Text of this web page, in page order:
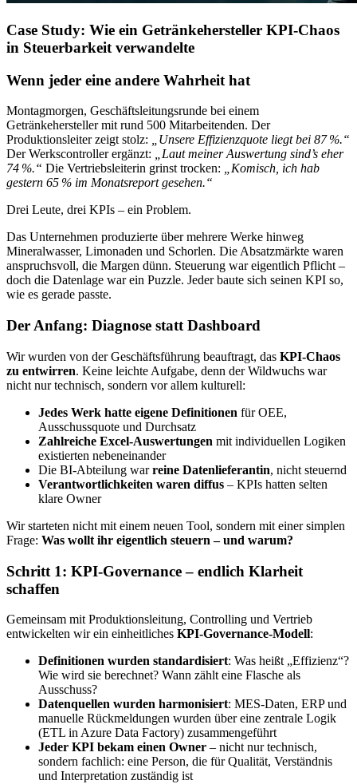
Case Study: Wie ein Getränkehersteller KPI-Chaos
in Steuerbarkeit verwandelte
Wenn jeder eine andere Wahrheit hat
Montagmorgen, Geschäftsleitungsrunde bei einem
Getränkehersteller mit rund 500 Mitarbeitenden. Der
Produktionsleiter zeigt stolz: „Unsere Effizienzquote liegt bei 87 %.“
Der Werkscontroller ergänzt: „Laut meiner Auswertung sind’s eher
74 %.“ Die Vertriebsleiterin grinst trocken: „Komisch, ich hab
gestern 65 % im Monatsreport gesehen.“
Drei Leute, drei KPIs – ein Problem.
Das Unternehmen produzierte über mehrere Werke hinweg
Mineralwasser, Limonaden und Schorlen. Die Absatzmärkte waren
anspruchsvoll, die Margen dünn. Steuerung war eigentlich Pflicht –
doch die Datenlage war ein Puzzle. Jeder baute sich seinen KPI so,
wie es gerade passte.
Der Anfang: Diagnose statt Dashboard
Wir wurden von der Geschäftsführung beauftragt, das KPI-Chaos
zu entwirren. Keine leichte Aufgabe, denn der Wildwuchs war
nicht nur technisch, sondern vor allem kulturell:
Jedes Werk hatte eigene Definitionen für OEE,
Ausschussquote und Durchsatz
Zahlreiche Excel-Auswertungen mit individuellen Logiken
existierten nebeneinander
Die BI-Abteilung warreine Datenlieferantin, nicht steuernd
Verantwortlichkeiten waren diffus – KPIs hatten selten
klare Owner
Wir starteten nicht mit einem neuen Tool, sondern mit einer simplen
Frage: Was wollt ihr eigentlich steuern – und warum?
Schritt 1: KPI-Governance – endlich Klarheit
schaffen
Gemeinsam mit Produktionsleitung, Controlling und Vertrieb
entwickelten wir ein einheitliches KPI-Governance-Modell:
Definitionen wurden standardisiert: Was heißt „Effizienz“?
Wie wird sie berechnet? Wann zählt eine Flasche als
Ausschuss?
Datenquellen wurden harmonisiert: MES-Daten, ERP und
manuelle Rückmeldungen wurden über eine zentrale Logik
(ETL in Azure Data Factory) zusammengeführt
Jeder KPI bekam einen Owner – nicht nur technisch,
sondern fachlich: eine Person, die für Qualität, Verständnis
und Interpretation zuständig ist